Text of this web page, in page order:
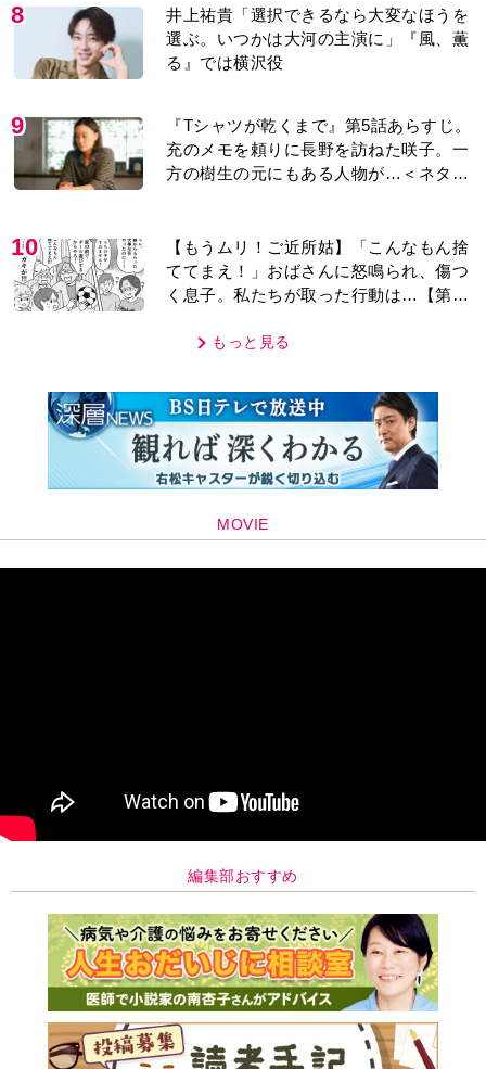
8
井上祐貴「選択できるなら大変なほうを
選ぶ。いつかは大河の主演に」『風、薫
る』では横沢役
9
『Tシャツが乾くまで』第5話あらすじ。
充のメモを頼りに長野を訪ねた咲子。一
方の樹生の元にもある人物が…＜ネタバ
10
【もうムリ！ご近所姑】「こんなもん捨
ててまえ！」おばさんに怒鳴られ、傷つ
く息子。私たちが取った行動は…【第3
もっと見る
MOVIE
編集部おすすめ